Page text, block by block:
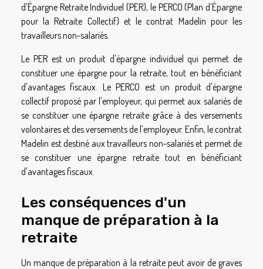
d'Épargne Retraite Individuel (PER), le PERCO (Plan d'Épargne
pour la Retraite Collectif) et le contrat Madelin pour les
travailleurs non-salariés.
Le PER est un produit d'épargne individuel qui permet de
constituer une épargne pour la retraite, tout en bénéficiant
d'avantages fiscaux. Le PERCO est un produit d'épargne
collectif proposé par l'employeur, qui permet aux salariés de
se constituer une épargne retraite grâce à des versements
volontaires et des versements de l'employeur. Enfin, le contrat
Madelin est destiné aux travailleurs non-salariés et permet de
se constituer une épargne retraite tout en bénéficiant
d'avantages fiscaux.
Les conséquences d'un
manque de préparation à la
retraite
Un manque de préparation à la retraite peut avoir de graves